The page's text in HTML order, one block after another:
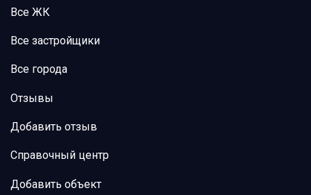
Все ЖК
Все застройщики
Все города
Отзывы
Добавить отзыв
Справочный центр
Добавить объект